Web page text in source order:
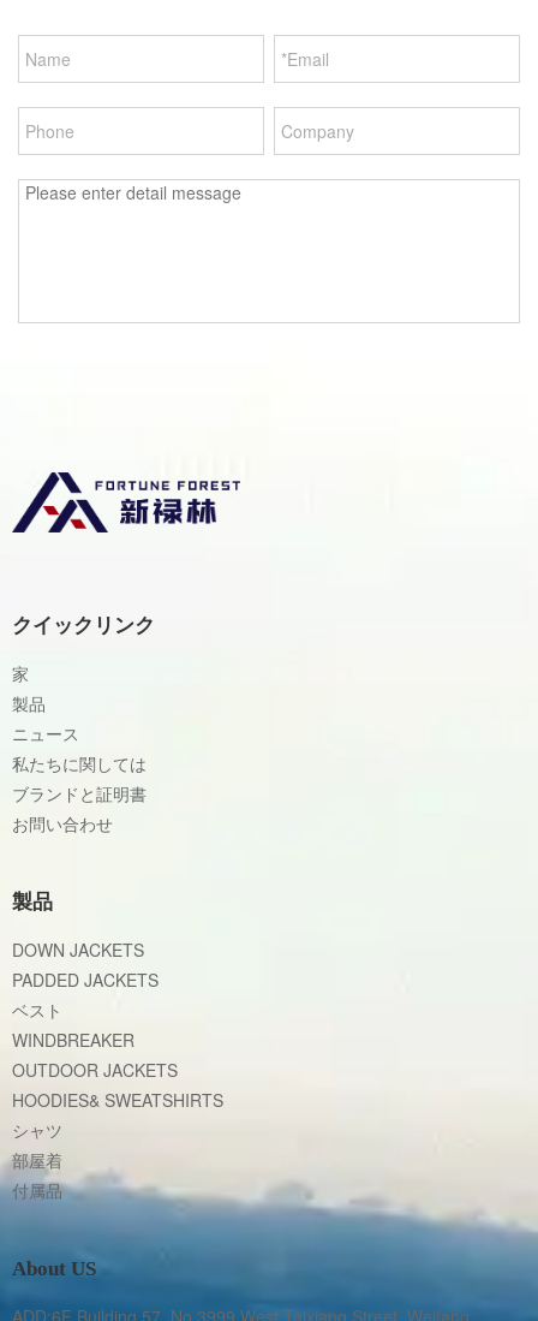
クイックリンク
家
製品
ニュース
私たちに関しては
ブランドと証明書
お問い合わせ
製品
DOWN JACKETS
PADDED JACKETS
ベスト
WINDBREAKER
OUTDOOR JACKETS
HOODIES& SWEATSHIRTS
シャツ
部屋着
付属品
About US
ADD:6F Building 57, No.3999 West Taixiang Street, Weifang